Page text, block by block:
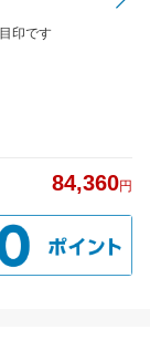
印です
84,360円